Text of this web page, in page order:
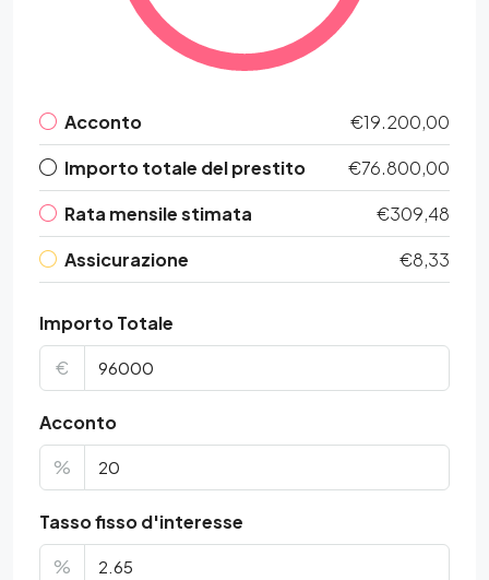
Acconto
€19.200,00
Importo totale del prestito
€76.800,00
Rata mensile stimata
€309,48
Assicurazione
€8,33
Importo Totale
€
Acconto
%
Tasso fisso d'interesse
%